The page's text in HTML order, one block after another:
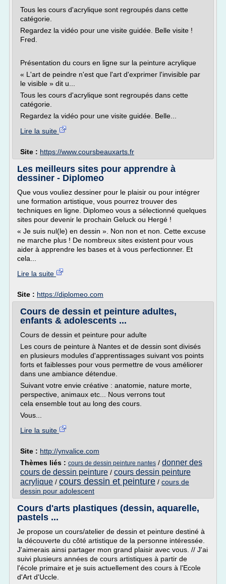
Tous les cours d'acrylique sont regroupés dans cette
catégorie.
Regardez la vidéo pour une visite guidée. Belle visite !
Fred.
Présentation du cours en ligne sur la peinture acrylique
« L'art de peindre n'est que l'art d'exprimer l'invisible par
le visible » dit u...
Tous les cours d'acrylique sont regroupés dans cette
catégorie.
Regardez la vidéo pour une visite guidée. Belle...
Lire la suite
Site : https://www.coursbeauxarts.fr
Les meilleurs sites pour apprendre à
dessiner - Diplomeo
Que vous vouliez dessiner pour le plaisir ou pour intégrer
une formation artistique, vous pourrez trouver des
techniques en ligne. Diplomeo vous a sélectionné quelques
sites pour devenir le prochain Geluck ou Hergé !
« Je suis nul(le) en dessin ». Non non et non. Cette excuse
ne marche plus ! De nombreux sites existent pour vous
aider à apprendre les bases et à vous perfectionner. Et
cela...
Lire la suite
Site : https://diplomeo.com
Cours de dessin et peinture adultes,
enfants & adolescents ...
Cours de dessin et peinture pour adulte
Les cours de peinture à Nantes et de dessin sont divisés
en plusieurs modules d'apprentissages suivant vos points
forts et faiblesses pour vous permettre de vous améliorer
dans une ambiance détendue.
Suivant votre envie créative : anatomie, nature morte,
perspective, animaux etc... Nous verrons tout
cela ensemble tout au long des cours.
Vous...
Lire la suite
Site : http://ynvalice.com
Thèmes liés : cours de dessin peinture nantes / donner des
cours de dessin peinture / cours dessin peinture
acrylique / cours dessin et peinture / cours de
dessin pour adolescent
Cours d'arts plastiques (dessin, aquarelle,
pastels ...
Je propose un cours/atelier de dessin et peinture destiné à
la découverte du côté artistique de la personne intéressée.
J'aimerais ainsi partager mon grand plaisir avec vous. // J'ai
suivi plusieurs années de cours artistiques à partir de
l'école primaire et je suis actuellement des cours à l'Ecole
d'Art d'Uccle.